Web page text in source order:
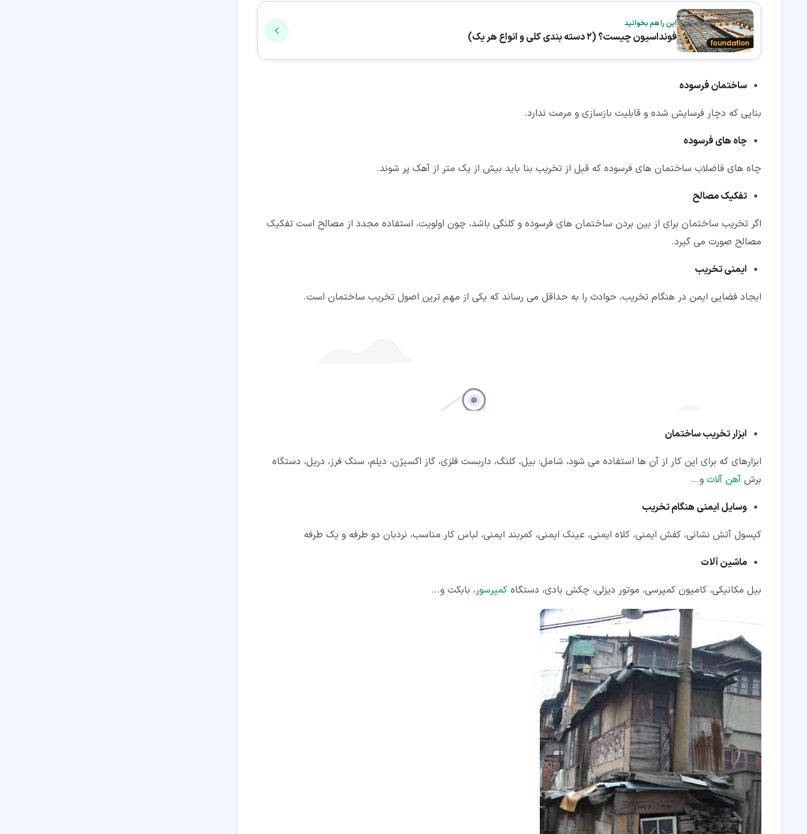
این را هم بخوانید
فونداسیون چیست؟ (2 دسته بندی کلی و انواع هر یک)
ساختمان فرسوده
بنایی که دچار فرسایش شده و قابلیت بازسازی و مرمت ندارد.
چاه های فرسوده
چاه های فاضلاب ساختمان های فرسوده که قبل از تخریب بنا باید بیش از یک متر از آهک پر شوند.
تفکیک مصالح
اگر تخریب ساختمان برای از بین بردن ساختمان های فرسوده و کلنگی باشد، چون اولویت، استفاده مجدد از مصالح است تفکیک
مصالح صورت می گیرد.
ایمنی تخریب
ایجاد فضایی ایمن در هنگام تخریب، حوادث را به حداقل می رساند که یکی از مهم ترین اصول تخریب ساختمان است.
ابزار تخریب ساختمان
ابزارهای که برای این کار از آن ها استفاده می شود، شامل: بیل، کلنگ، داربست فلزی، گاز اکسیژن، دیلم، سنگ فرز، دریل، دستگاه
برش آهن آلات و...
وسایل ایمنی هنگام تخریب
کپسول آتش نشانی، کفش ایمنی، کلاه ایمنی، عینک ایمنی، کمربند ایمنی، لباس کار مناسب، نردبان دو طرفه و یک طرفه
ماشین آلات
بیل مکانیکی، کامیون کمپرسی، موتور دیزلی، چکش بادی، دستگاه کمپرسور، بابکت و...